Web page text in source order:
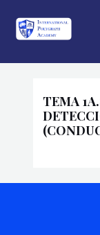
TEMA